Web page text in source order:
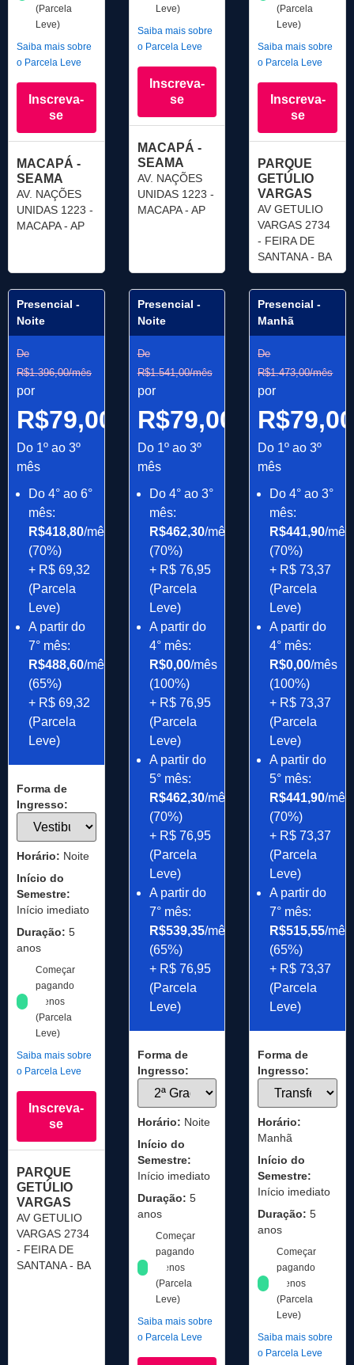
(Parcela
Leve)
Saiba mais sobre
o Parcela Leve
Inscreva-
se
MACAPÁ -
SEAMA
AV. NAÇÕES
UNIDAS 1223 -
MACAPA - AP
Leve)
Saiba mais sobre
o Parcela Leve
Inscreva-
se
MACAPÁ -
SEAMA
AV. NAÇÕES
UNIDAS 1223 -
MACAPA - AP
(Parcela
Leve)
Saiba mais sobre
o Parcela Leve
Inscreva-
se
PARQUE
GETÚLIO
VARGAS
AV GETULIO
VARGAS 2734
- FEIRA DE
SANTANA - BA
Presencial -
Noite
De
R$1.396,00/mês
por
R$79,00/mês
Do 1º ao 3º
mês
Do 4° ao 6°
mês:
R$418,80/mês
(70%)
+ R$ 69,32
(Parcela
Leve)
A partir do
7° mês:
R$488,60/mês
(65%)
+ R$ 69,32
(Parcela
Leve)
Forma de
Ingresso:
Horário: Noite
Início do
Semestre:
Início imediato
Duração: 5
anos
Começar
pagando
menos
(Parcela
Leve)
Saiba mais sobre
o Parcela Leve
Inscreva-
se
PARQUE
GETÚLIO
VARGAS
AV GETULIO
VARGAS 2734
- FEIRA DE
SANTANA - BA
Presencial -
Noite
De
R$1.541,00/mês
por
R$79,00/mês
Do 1º ao 3º
mês
Do 4° ao 3°
mês:
R$462,30/mês
(70%)
+ R$ 76,95
(Parcela
Leve)
A partir do
4° mês:
R$0,00/mês
(100%)
+ R$ 76,95
(Parcela
Leve)
A partir do
5° mês:
R$462,30/mês
(70%)
+ R$ 76,95
(Parcela
Leve)
A partir do
7° mês:
R$539,35/mês
(65%)
+ R$ 76,95
(Parcela
Leve)
Forma de
Ingresso:
Horário: Noite
Início do
Semestre:
Início imediato
Duração: 5
anos
Começar
pagando
menos
(Parcela
Leve)
Saiba mais sobre
o Parcela Leve
Presencial -
Manhã
De
R$1.473,00/mês
por
Do 1º ao 3º
mês
Do 4° ao 3°
mês:
R$441,90/mês
(70%)
+ R$ 73,37
(Parcela
Leve)
A partir do
4° mês:
R$0,00/mês
(100%)
+ R$ 73,37
(Parcela
Leve)
A partir do
5° mês:
R$441,90/mês
(70%)
+ R$ 73,37
(Parcela
Leve)
A partir do
7° mês:
R$515,55/mês
(65%)
+ R$ 73,37
(Parcela
Leve)
Forma de
Ingresso:
Horário:
Manhã
Início do
Semestre:
Início imediato
Duração: 5
anos
Começar
pagando
menos
(Parcela
Leve)
Saiba mais sobre
o Parcela Leve